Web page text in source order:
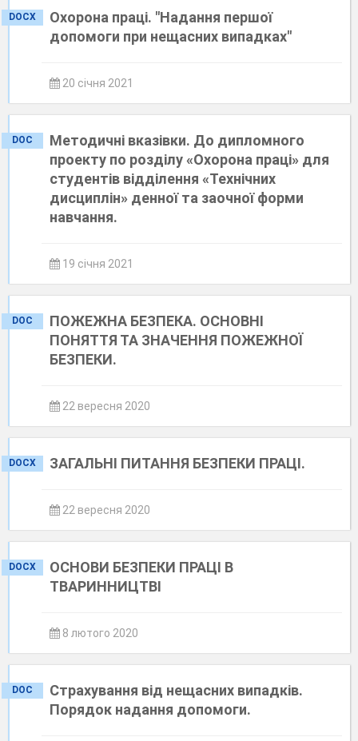
DOCX
Охорона праці. "Надання першої
допомоги при нещасних випадках"
20 січня 2021
DOC
Методичні вказівки. До дипломного
проекту по розділу «Охорона праці» для
студентів відділення «Технічних
дисциплін» денної та заочної форми
навчання.
19 січня 2021
DOC
ПОЖЕЖНА БЕЗПЕКА. ОСНОВНІ
ПОНЯТТЯ ТА ЗНАЧЕННЯ ПОЖЕЖНОЇ
БЕЗПЕКИ.
22 вересня 2020
DOCX ЗАГАЛЬНІ ПИТАННЯ БЕЗПЕКИ ПРАЦІ.
22 вересня 2020
DOCX
ОСНОВИ БЕЗПЕКИ ПРАЦІ В
ТВАРИННИЦТВІ
8 лютого 2020
DOC
Страхування від нещасних випадків.
Порядок надання допомоги.